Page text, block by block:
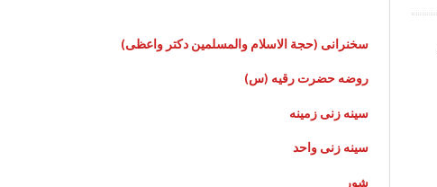
سخنرانی (حجة الاسلام والمسلمین دکتر واعظی)
روضه حضرت رقیه (س)
سینه زنی زمینه
سینه زنی واحد
شور